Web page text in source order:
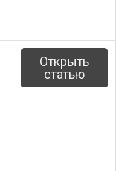
Открыть
статью